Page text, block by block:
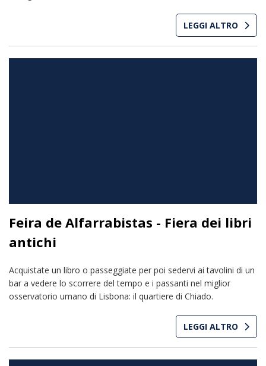
LEGGI ALTRO
Feira de Alfarrabistas - Fiera dei libri
antichi
Acquistate un libro o passeggiate per poi sedervi ai tavolini di un
bar a vedere lo scorrere del tempo e i passanti nel miglior
osservatorio umano di Lisbona: il quartiere di Chiado.
LEGGI ALTRO